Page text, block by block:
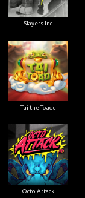
Slayers Inc
Tai the Toadc
Octo Attack